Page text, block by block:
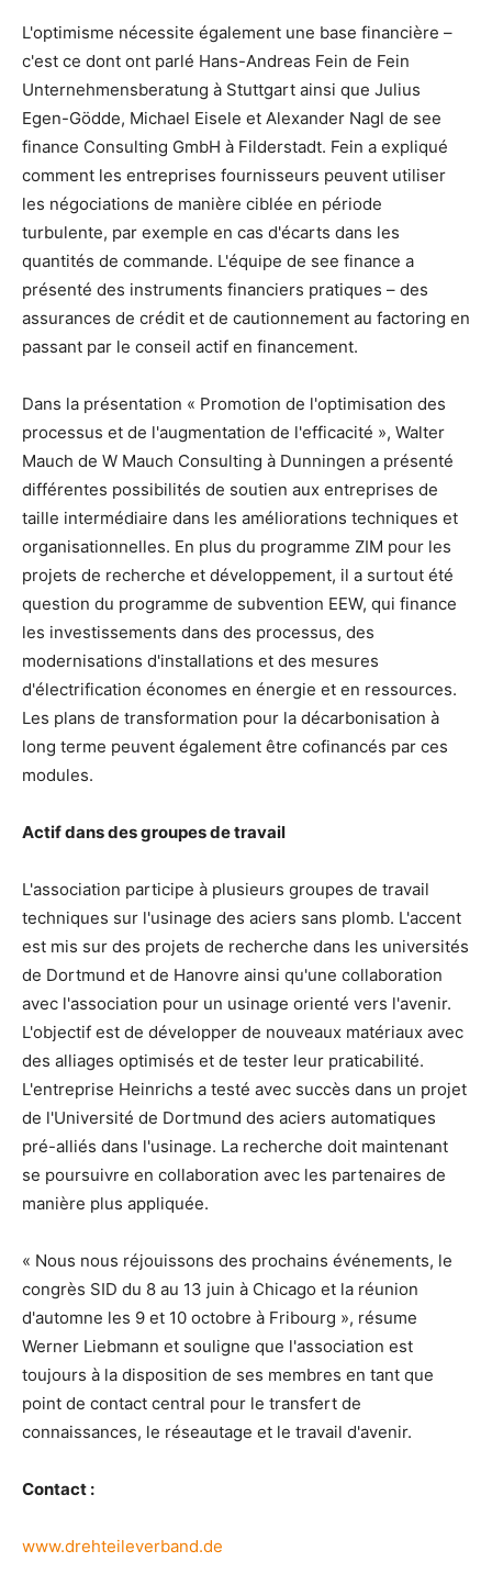
L'optimisme nécessite également une base financière –
c'est ce dont ont parlé Hans-Andreas Fein de Fein
Unternehmensberatung à Stuttgart ainsi que Julius
Egen-Gödde, Michael Eisele et Alexander Nagl de see
finance Consulting GmbH à Filderstadt. Fein a expliqué
comment les entreprises fournisseurs peuvent utiliser
les négociations de manière ciblée en période
turbulente, par exemple en cas d'écarts dans les
quantités de commande. L'équipe de see finance a
présenté des instruments financiers pratiques – des
assurances de crédit et de cautionnement au factoring en
passant par le conseil actif en financement.
Dans la présentation « Promotion de l'optimisation des
processus et de l'augmentation de l'efficacité », Walter
Mauch de W Mauch Consulting à Dunningen a présenté
différentes possibilités de soutien aux entreprises de
taille intermédiaire dans les améliorations techniques et
organisationnelles. En plus du programme ZIM pour les
projets de recherche et développement, il a surtout été
question du programme de subvention EEW, qui finance
les investissements dans des processus, des
modernisations d'installations et des mesures
d'électrification économes en énergie et en ressources.
Les plans de transformation pour la décarbonisation à
long terme peuvent également être cofinancés par ces
modules.
Actif dans des groupes de travail
L'association participe à plusieurs groupes de travail
techniques sur l'usinage des aciers sans plomb. L'accent
est mis sur des projets de recherche dans les universités
de Dortmund et de Hanovre ainsi qu'une collaboration
avec l'association pour un usinage orienté vers l'avenir.
L'objectif est de développer de nouveaux matériaux avec
des alliages optimisés et de tester leur praticabilité.
L'entreprise Heinrichs a testé avec succès dans un projet
de l'Université de Dortmund des aciers automatiques
pré-alliés dans l'usinage. La recherche doit maintenant
se poursuivre en collaboration avec les partenaires de
manière plus appliquée.
« Nous nous réjouissons des prochains événements, le
congrès SID du 8 au 13 juin à Chicago et la réunion
d'automne les 9 et 10 octobre à Fribourg », résume
Werner Liebmann et souligne que l'association est
toujours à la disposition de ses membres en tant que
point de contact central pour le transfert de
connaissances, le réseautage et le travail d'avenir.
Contact :
www.drehteileverband.de